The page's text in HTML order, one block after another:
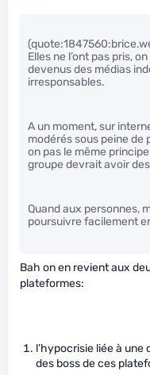
Elles ne l’ont pas pris,
devenus des médias
irresponsables.
A un moment, sur
modérés sous peine de
on pas le même
groupe devrait avoir
Quand aux personnes,
poursuivre facilement
Bah on en revient aux
plateformes:
l’hypocrisie liée à
des boss de ces